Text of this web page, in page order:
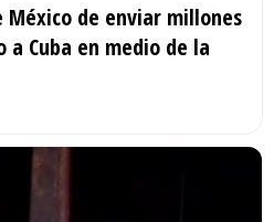
México de enviar millones
Cuba en medio de la